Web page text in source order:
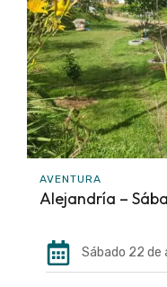
AVENTURA
Alejandría –
Sábado 22 de